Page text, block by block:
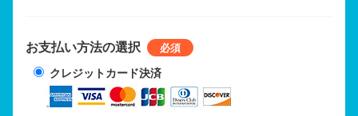
お支払い方法の選択
クレジットカード決済